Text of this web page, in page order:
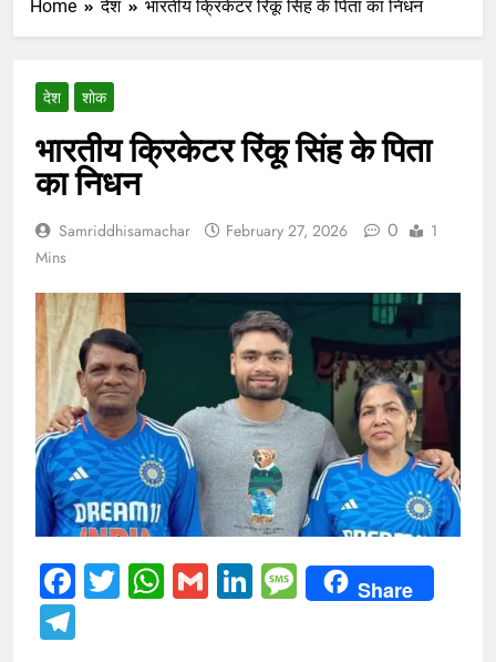
Home देश भारतीय क्रिकेटर रिंकू सिंह के पिता का निधन
देश शोक
भारतीय क्रिकेटर रिंकू सिंह के पिता
का निधन
Samriddhisamachar February 27, 2026 0
1
Mins
Facebook
Twitter
WhatsApp
GmailLinkedIn
Message
Share